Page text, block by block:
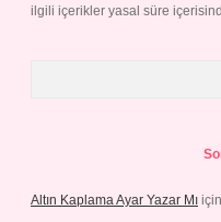
ilgili içerikler yasal süre
Altın Kaplama Ayar Yazar Mı için